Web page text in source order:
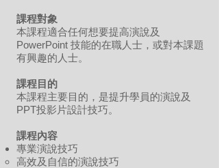
課程對象
本課程適合任何想要提高演說及
PowerPoint 技能的在職人士，或對本課題
有興趣的人士。
課程目的
本課程主要目的，是提升學員的演說及
PPT投影片設計技巧。
課程內容
專業演說技巧
高效及自信的演說技巧